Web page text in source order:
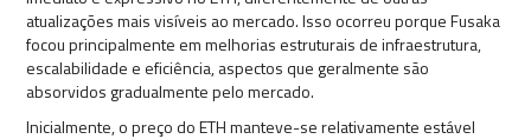
atualizações mais visíveis ao mercado. Isso ocorreu porque Fusaka
focou principalmente em melhorias estruturais de infraestrutura,
escalabilidade e eficiência, aspectos que geralmente são
absorvidos gradualmente pelo mercado.
Inicialmente, o preço do ETH manteve-se relativamente estável